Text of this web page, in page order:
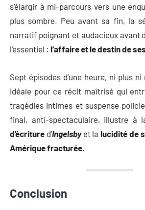
s’élargir à mi-parcours vers une
plus sombre. Peu avant sa fin, la
narratif poignant et audacieux avant
l’essentiel : l’affaire et le destin de
Sept épisodes d’une heure, ni plus
idéale pour ce récit maîtrisé qui
tragédies intimes et suspense
final, anti-spectaculaire, illustre à
d’écriture d’Ingelsby et lalucidité de
Amérique fracturée.
Conclusion